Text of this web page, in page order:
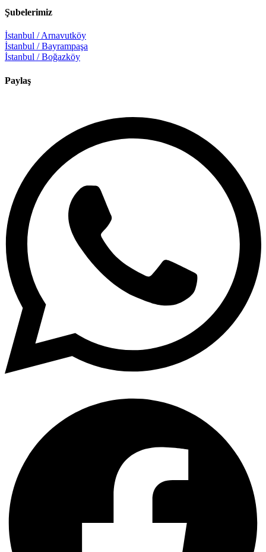
Şubelerimiz
İstanbul / Arnavutköy
İstanbul / Bayrampaşa
İstanbul / Boğazköy
Paylaş